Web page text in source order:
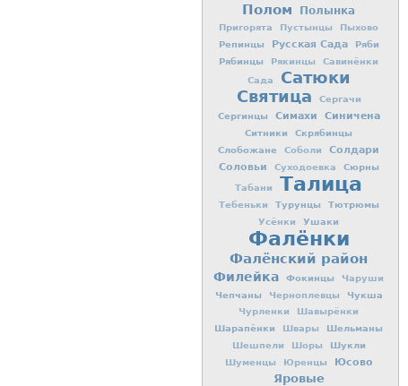
Полом Полынка
Пригорята Пустынцы Пыхово
Репинцы Русская Сада
Ряби
Рябинцы
Рякинцы
Савинёнки
Сада
Сатюки
Святица
Сергачи
Сергинцы Симахи Синичена
Ситники
Скрябинцы
Слобожане
Соболи
Солдари
Соловьи
Суходоевка Сюрны
Табани Талица
Тебеньки Турунцы Тютрюмы
Усёнки Ушаки
Фалёнки
Фалёнский район
Филейка Фокинцы Чаруши
Чепчаны Черноплевцы Чукша
Чурленки Шавырёнки
Шарапёнки Швары Шельманы
Шешпели Шоры Шукли
Шуменцы Юренцы Юсово
Яровые